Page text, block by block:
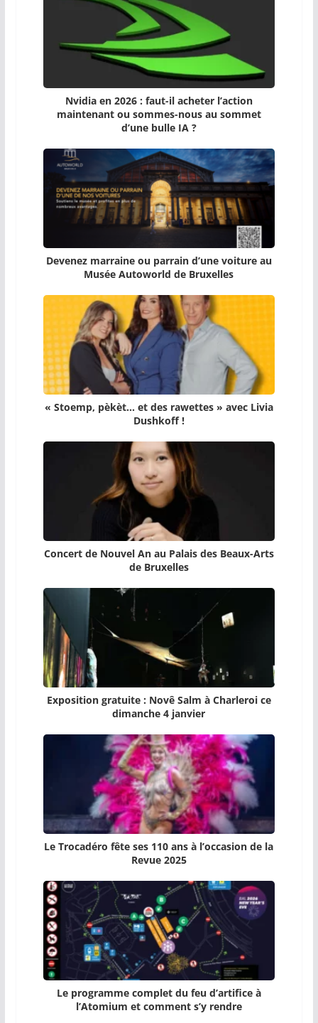
Nvidia en 2026 : faut-il acheter l’action
maintenant ou sommes-nous au sommet
d’une bulle IA ?
Devenez marraine ou parrain d’une voiture au
Musée Autoworld de Bruxelles
« Stoemp, pèkèt… et des rawettes » avec Livia
Dushkoff !
Concert de Nouvel An au Palais des Beaux-Arts
de Bruxelles
Exposition gratuite : Novê Salm à Charleroi ce
dimanche 4 janvier
Le Trocadéro fête ses 110 ans à l’occasion de la
Revue 2025
Le programme complet du feu d’artifice à
l’Atomium et comment s’y rendre